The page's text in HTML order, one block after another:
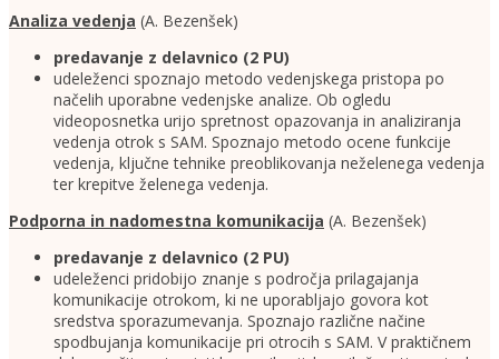
Analiza vedenja (A. Bezenšek)
predavanje z delavnico (2 PU)
udeleženci spoznajo metodo vedenjskega pristopa po
načelih uporabne vedenjske analize. Ob ogledu
videoposnetka urijo spretnost opazovanja in analiziranja
vedenja otrok s SAM. Spoznajo metodo ocene funkcije
vedenja, ključne tehnike preoblikovanja neželenega vedenja
ter krepitve želenega vedenja.
Podporna in nadomestna komunikacija (A. Bezenšek)
predavanje z delavnico (2 PU)
udeleženci pridobijo znanje s področja prilagajanja
komunikacije otrokom, ki ne uporabljajo govora kot
sredstva sporazumevanja. Spoznajo različne načine
spodbujanja komunikacije pri otrocih s SAM. V praktičnem